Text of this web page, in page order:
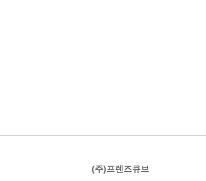
(주)프렌즈큐브